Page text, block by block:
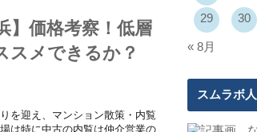
】価格考察！低層
スメできるか？
を迎え、マンション散策・内覧
は特に中古の内覧は仲介営業の
29 30
« 8月
スムラボ